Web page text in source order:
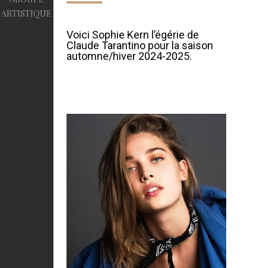
ARTISTIQUE
Voici Sophie Kern l’égérie de
Claude Tarantino pour la saison
automne/hiver 2024-2025.